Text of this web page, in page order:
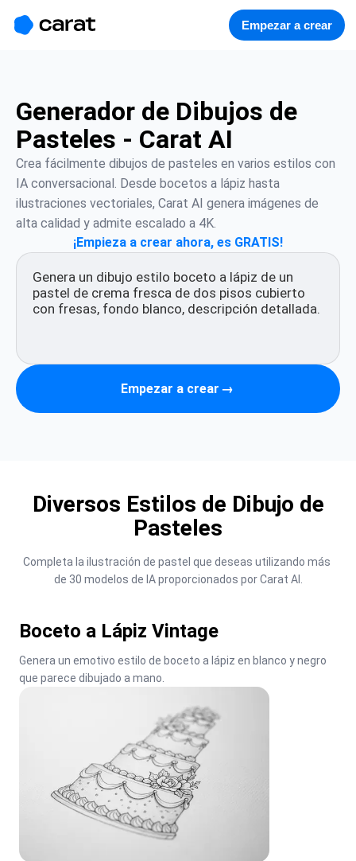
Empezar a crear
Generador de Dibujos de
Pasteles - Carat AI
Crea fácilmente dibujos de pasteles en varios estilos con
IA conversacional. Desde bocetos a lápiz hasta
ilustraciones vectoriales, Carat AI genera imágenes de
alta calidad y admite escalado a 4K.
¡Empieza a crear ahora, es GRATIS!
Empezar a crear →
Diversos Estilos de Dibujo de
Pasteles
Completa la ilustración de pastel que deseas utilizando más
de 30 modelos de IA proporcionados por Carat AI.
Boceto a Lápiz Vintage
Genera un emotivo estilo de boceto a lápiz en blanco y negro
que parece dibujado a mano.